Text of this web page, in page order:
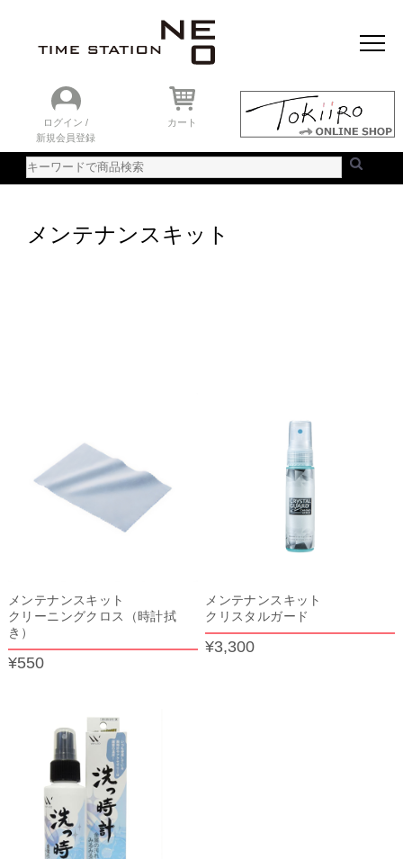
ログイン /
新規会員登録
カート
メンテナンスキット
メンテナンスキット
クリーニングクロス（時計拭
き）
¥550
メンテナンスキット
クリスタルガード
¥3,300
おすすめアイテム
ニュース＆トピック
時計を探す
ランキング
ご利用ガイド